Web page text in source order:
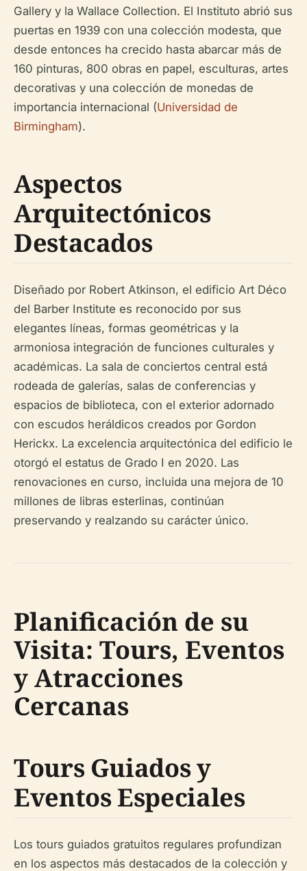
Gallery y la Wallace Collection. El Instituto abrió sus
puertas en 1939 con una colección modesta, que
desde entonces ha crecido hasta abarcar más de
160 pinturas, 800 obras en papel, esculturas, artes
decorativas y una colección de monedas de
importancia internacional (Universidad de
Birmingham).
Aspectos
Arquitectónicos
Destacados
Diseñado por Robert Atkinson, el edificio Art Déco
del Barber Institute es reconocido por sus
elegantes líneas, formas geométricas y la
armoniosa integración de funciones culturales y
académicas. La sala de conciertos central está
rodeada de galerías, salas de conferencias y
espacios de biblioteca, con el exterior adornado
con escudos heráldicos creados por Gordon
Herickx. La excelencia arquitectónica del edificio le
otorgó el estatus de Grado I en 2020. Las
renovaciones en curso, incluida una mejora de 10
millones de libras esterlinas, continúan
preservando y realzando su carácter único.
Planificación de su
Visita: Tours, Eventos
y Atracciones
Cercanas
Tours Guiados y
Eventos Especiales
Los tours guiados gratuitos regulares profundizan
en los aspectos más destacados de la colección y